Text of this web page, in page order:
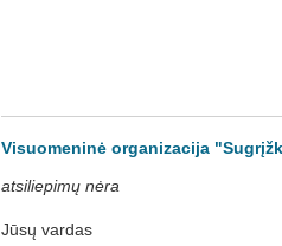
Visuomeninė organizacija
atsiliepimų nėra
Jūsų vardas